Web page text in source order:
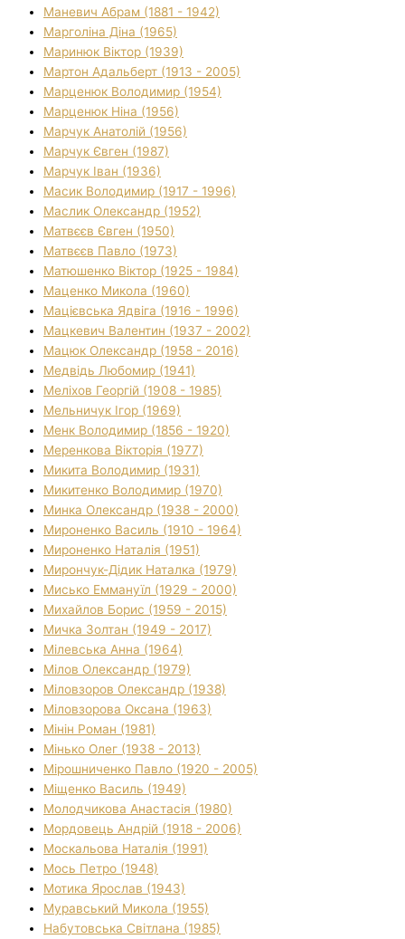
Маневич Абрам (1881 - 1942)
Марголіна Діна (1965)
Маринюк Віктор (1939)
Мартон Адальберт (1913 - 2005)
Марценюк Володимир (1954)
Марценюк Ніна (1956)
Марчук Анатолій (1956)
Марчук Євген (1987)
Марчук Іван (1936)
Масик Володимир (1917 - 1996)
Маслик Олександр (1952)
Матвєєв Євген (1950)
Матвєєв Павло (1973)
Матюшенко Віктор (1925 - 1984)
Маценко Микола (1960)
Мацієвська Ядвіга (1916 - 1996)
Мацкевич Валентин (1937 - 2002)
Мацюк Олександр (1958 - 2016)
Медвідь Любомир (1941)
Меліхов Георгій (1908 - 1985)
Мельничук Ігор (1969)
Менк Володимир (1856 - 1920)
Меренкова Вікторія (1977)
Микита Володимир (1931)
Микитенко Володимир (1970)
Минка Олександр (1938 - 2000)
Мироненко Василь (1910 - 1964)
Мироненко Наталія (1951)
Мирончук-Дідик Наталка (1979)
Мисько Еммануїл (1929 - 2000)
Михайлов Борис (1959 - 2015)
Мичка Золтан (1949 - 2017)
Мілевська Анна (1964)
Мілов Олександр (1979)
Міловзоров Олександр (1938)
Міловзорова Оксана (1963)
Мінін Роман (1981)
Мінько Олег (1938 - 2013)
Мірошниченко Павло (1920 - 2005)
Міщенко Василь (1949)
Молодчикова Анастасія (1980)
Мордовець Андрій (1918 - 2006)
Москальова Наталія (1991)
Мось Петро (1948)
Мотика Ярослав (1943)
Муравський Микола (1955)
Набутовська Світлана (1985)